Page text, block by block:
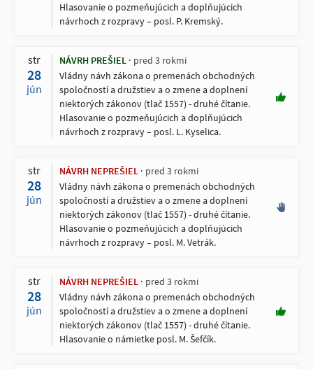
Hlasovanie o pozmeňujúcich a doplňujúcich
návrhoch z rozpravy – posl. P. Kremský.
str
28
jún
NÁVRH PREŠIEL
pred 3 rokmi
Vládny návh zákona o premenách obchodných
spoločností a družstiev a o zmene a doplnení
niektorých zákonov (tlač 1557) - druhé čítanie.
Hlasovanie o pozmeňujúcich a doplňujúcich
návrhoch z rozpravy – posl. L. Kyselica.
str
28
jún
NÁVRH NEPREŠIEL
pred 3 rokmi
Vládny návh zákona o premenách obchodných
spoločností a družstiev a o zmene a doplnení
niektorých zákonov (tlač 1557) - druhé čítanie.
Hlasovanie o pozmeňujúcich a doplňujúcich
návrhoch z rozpravy – posl. M. Vetrák.
str
28
jún
NÁVRH NEPREŠIEL
pred 3 rokmi
Vládny návh zákona o premenách obchodných
spoločností a družstiev a o zmene a doplnení
niektorých zákonov (tlač 1557) - druhé čítanie.
Hlasovanie o námietke posl. M. Šefčík.